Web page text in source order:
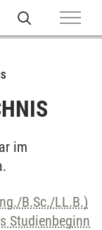
im
B.Sc./LL.B.)
Studienbeginn